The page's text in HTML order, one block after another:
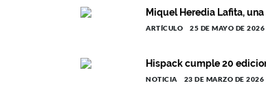
Miquel Heredia Lafita,
ARTÍCULO 25 DE MAYO DE 2026
Hispack cumple 20
NOTICIA 23 DE MARZO DE 2026